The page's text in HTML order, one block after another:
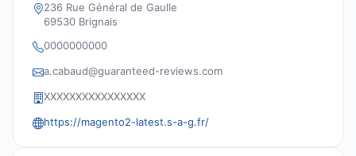
236 Rue Général de Gaulle
69530 Brignais
0000000000
a.cabaud@guaranteed-reviews.com
XXXXXXXXXXXXXXXX
https://magento2-latest.s-a-g.fr/